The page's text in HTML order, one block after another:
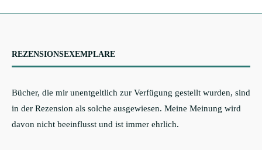
REZENSIONSEXEMPLARE
Bücher, die mir unentgeltlich zur Verfügung gestellt wurden, sind
in der Rezension als solche ausgewiesen. Meine Meinung wird
davon nicht beeinflusst und ist immer ehrlich.